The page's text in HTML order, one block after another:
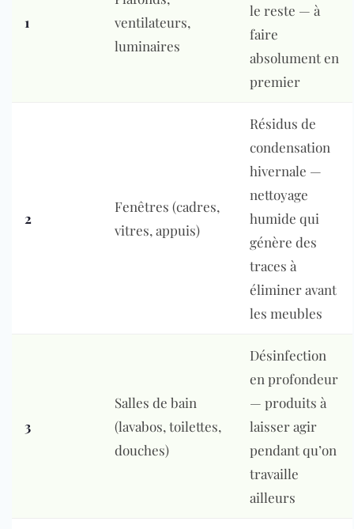
1
ventilateurs,
luminaires
le reste — à
faire
absolument en
premier
2
Fenêtres (cadres,
vitres, appuis)
Résidus de
condensation
hivernale —
nettoyage
humide qui
génère des
traces à
éliminer avant
les meubles
3
Salles de bain
(lavabos, toilettes,
douches)
Désinfection
en profondeur
— produits à
laisser agir
pendant qu’on
travaille
ailleurs